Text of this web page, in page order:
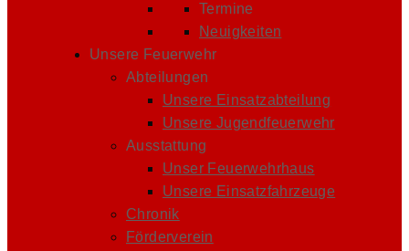
Termine
Neuigkeiten
Unsere Feuerwehr
Abteilungen
Unsere Einsatzabteilung
Unsere Jugendfeuerwehr
Ausstattung
Unser Feuerwehrhaus
Unsere Einsatzfahrzeuge
Chronik
Förderverein